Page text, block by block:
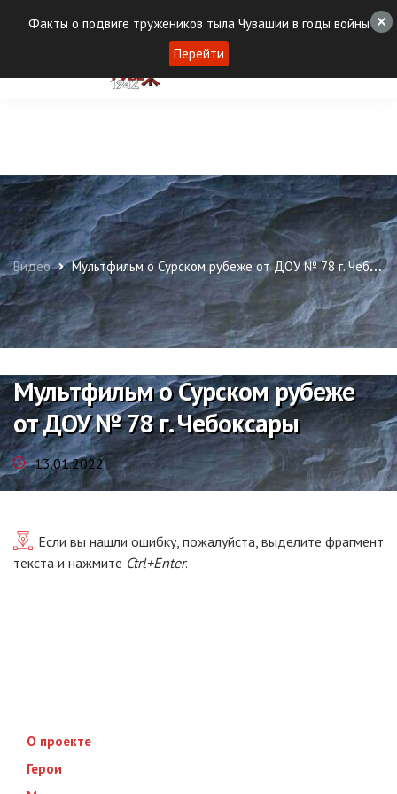
Видео Мультфильм о Сурском рубеже от ДОУ № 78 г. Чебоксары
Мультфильм о Сурском рубеже
от ДОУ № 78 г. Чебоксары
13.01.2022
Если вы нашли ошибку, пожалуйста, выделите фрагмент
текста и нажмите Ctrl+Enter.
О проекте
Герои
Факты о подвиге тружеников тыла Чувашии в годы войны
Перейти